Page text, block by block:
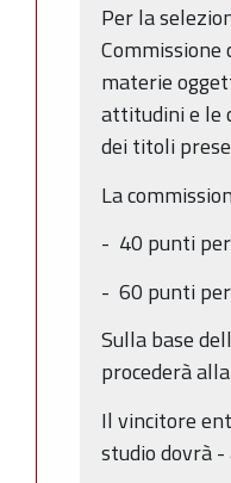
Per la
materie
attitudini e le
dei titoli
La
- 40 punti
- 60 punti
Sulla base
procederà
Il vincitore
studio dovrà